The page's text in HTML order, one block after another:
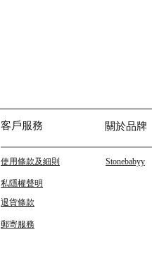
客戶服務 關於品牌
使用條款及細則 Stonebabyy
私隱權聲明
退貨條款
郵寄服務